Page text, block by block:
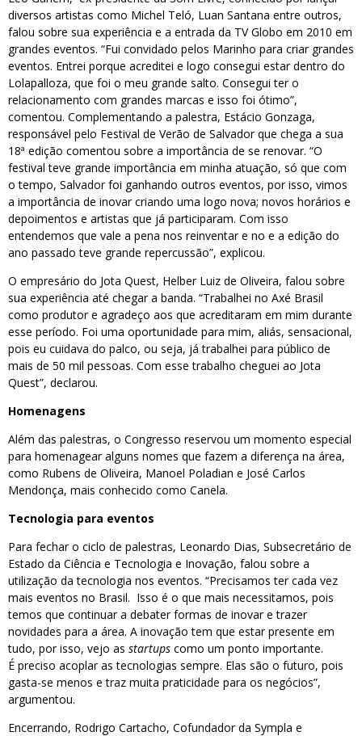
diversos artistas como Michel Teló, Luan Santana entre outros,
falou sobre sua experiência e a entrada da TV Globo em 2010 em
grandes eventos. “Fui convidado pelos Marinho para criar grandes
eventos. Entrei porque acreditei e logo consegui estar dentro do
Lolapalloza, que foi o meu grande salto. Consegui ter o
relacionamento com grandes marcas e isso foi ótimo”,
comentou. Complementando a palestra, Estácio Gonzaga,
responsável pelo Festival de Verão de Salvador que chega a sua
18ª edição comentou sobre a importância de se renovar. “O
festival teve grande importância em minha atuação, só que com
o tempo, Salvador foi ganhando outros eventos, por isso, vimos
a importância de inovar criando uma logo nova; novos horários e
depoimentos e artistas que já participaram. Com isso
entendemos que vale a pena nos reinventar e no e a edição do
ano passado teve grande repercussão”, explicou.
O empresário do Jota Quest, Helber Luiz de Oliveira, falou sobre
sua experiência até chegar a banda. “Trabalhei no Axé Brasil
como produtor e agradeço aos que acreditaram em mim durante
esse período. Foi uma oportunidade para mim, aliás, sensacional,
pois eu cuidava do palco, ou seja, já trabalhei para público de
mais de 50 mil pessoas. Com esse trabalho cheguei ao Jota
Quest”, declarou.
Homenagens
Além das palestras, o Congresso reservou um momento especial
para homenagear alguns nomes que fazem a diferença na área,
como Rubens de Oliveira, Manoel Poladian e José Carlos
Mendonça, mais conhecido como Canela.
Tecnologia para eventos
Para fechar o ciclo de palestras, Leonardo Dias, Subsecretário de
Estado da Ciência e Tecnologia e Inovação, falou sobre a
utilização da tecnologia nos eventos. “Precisamos ter cada vez
mais eventos no Brasil. Isso é o que mais necessitamos, pois
temos que continuar a debater formas de inovar e trazer
novidades para a área. A inovação tem que estar presente em
tudo, por isso, vejo as startups como um ponto importante.
É preciso acoplar as tecnologias sempre. Elas são o futuro, pois
gasta-se menos e traz muita praticidade para os negócios”,
argumentou.
Encerrando, Rodrigo Cartacho, Cofundador da Sympla e